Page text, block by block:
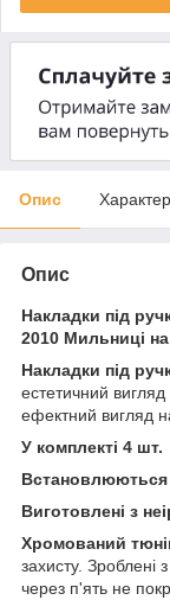
Опис
Опис
Накладки під
2010 Мильниці
Накладки під
естетичний
ефектний вигляд
У комплекті 4 шт.
Встановлюються
Виготовлені з
Хромований
захисту. Зроблені
через п'ять не